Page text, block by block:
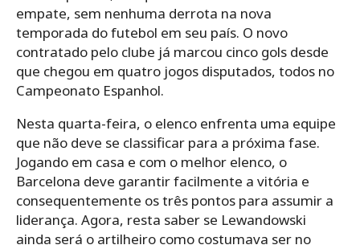
empate, sem nenhuma derrota na nova
temporada do futebol em seu país. O novo
contratado pelo clube já marcou cinco gols desde
que chegou em quatro jogos disputados, todos no
Campeonato Espanhol.
Nesta quarta-feira, o elenco enfrenta uma equipe
que não deve se classificar para a próxima fase.
Jogando em casa e com o melhor elenco, o
Barcelona deve garantir facilmente a vitória e
consequentemente os três pontos para assumir a
liderança. Agora, resta saber se Lewandowski
ainda será o artilheiro como costumava ser no